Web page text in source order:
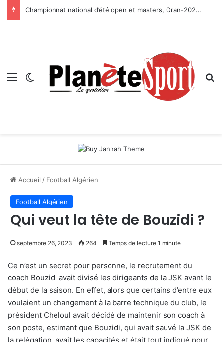
Championnat national d’été open et masters, Oran-2026 — Le CRB s’adjuge le titre
Menu Switch skin
Accueil / Football Algérien
Football Algérien
Qui veut la tête de Bouzidi ?
septembre 26, 2023 264 Temps de lecture 1 minute
Ce n’est un secret pour personne, le recrutement du
coach Bouzidi avait divisé les dirigeants de la JSK avant le
début de la saison. En effet, alors que certains d’entre eux
voulaient un changement à la barre technique du club, le
président Cheloul avait décidé de maintenir son coach à
son poste, estimant que Bouzidi, qui avait sauvé la JSK de
la relégation, avait les capacités et était tout indiqué pour